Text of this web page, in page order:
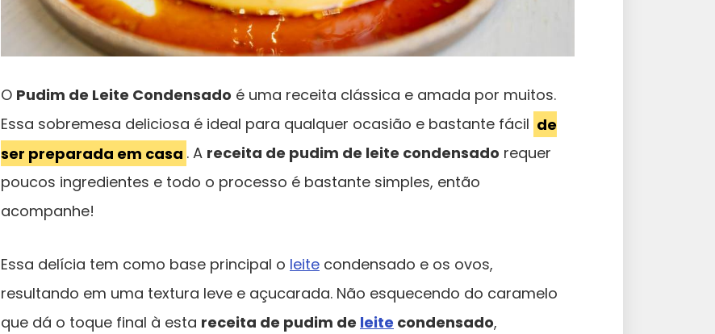
O Pudim de Leite Condensado é uma receita clássica e amada por muitos.
Essa sobremesa deliciosa é ideal para qualquer ocasião e bastante fácil de
ser preparada em casa . A receita de pudim de leite condensado requer
poucos ingredientes e todo o processo é bastante simples, então
acompanhe!
Essa delícia tem como base principal o leite condensado e os ovos,
resultando em uma textura leve e açucarada. Não esquecendo do caramelo
que dá o toque final à esta receita de pudim de leite condensado,